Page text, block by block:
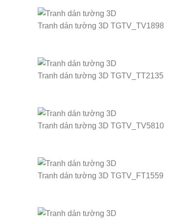
Tranh dán tường 3D TGTV_TV1898
Tranh dán tường 3D TGTV_TT2135
Tranh dán tường 3D TGTV_TV5810
Tranh dán tường 3D TGTV_FT1559